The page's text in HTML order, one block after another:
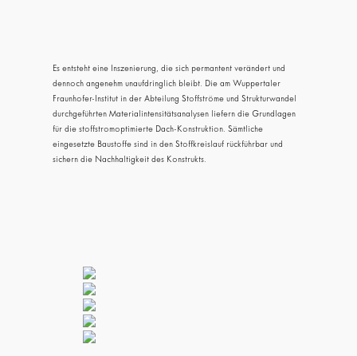
Es entsteht eine Inszenierung, die sich permantent verändert und
dennoch angenehm unaufdringlich bleibt. Die am Wuppertaler
Fraunhofer-Institut in der Abteilung Stoffströme und Strukturwandel
durchgeführten Materialintensitätsanalysen liefern die Grundlagen
für die stoffstromoptimierte Dach-Konstruktion. Sämtliche
eingesetzte Baustoffe sind in den Stoffkreislauf rückführbar und
sichern die Nachhaltigkeit des Konstrukts.